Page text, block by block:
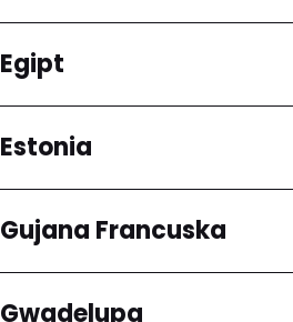
Qarku i Tiranës
Regiony
Niederösterreich
Egipt
Regiony
Kair
Estonia
Regiony
Harju maakond
Gujana Francuska
Regiony
Gwadelupa